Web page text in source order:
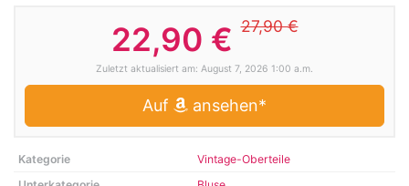
22,90 €27,90 €
Zuletzt aktualisiert am: August 7, 2026 1:00 a.m.
Auf ansehen*
Kategorie
Vintage-Oberteile